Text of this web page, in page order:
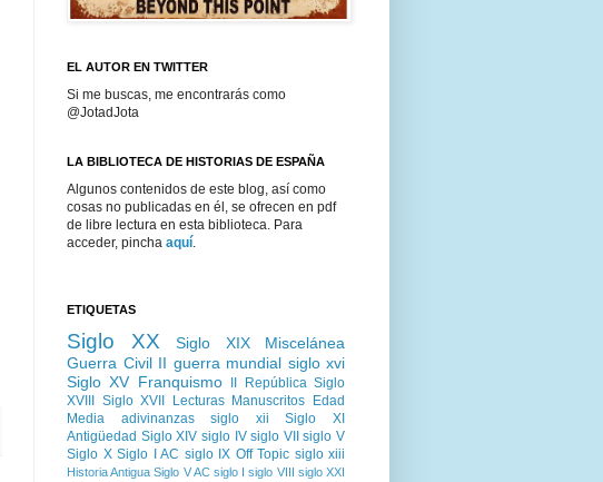
EL AUTOR EN TWITTER
Si me buscas, me encontrarás como
@JotadJota
LA BIBLIOTECA DE HISTORIAS DE ESPAÑA
Algunos contenidos de este blog, así como
cosas no publicadas en él, se ofrecen en pdf
de libre lectura en esta biblioteca. Para
acceder, pincha aquí.
ETIQUETAS
Siglo XX Siglo XIX
Miscelánea
Guerra Civil II guerra mundial siglo xvi
Siglo XV Franquismo II República Siglo
XVIII
Siglo XVII Lecturas Manuscritos
Edad
Media
adivinanzas siglo xii
Siglo XI
Antigüedad Siglo XIV siglo IV siglo VII
siglo V
Siglo X Siglo I AC siglo IX Off Topic siglo xiii
Historia Antigua Siglo V AC siglo I siglo VIII
siglo XXI